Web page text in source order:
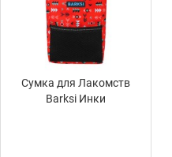
Сумка для Лакомств
Barksi Инки